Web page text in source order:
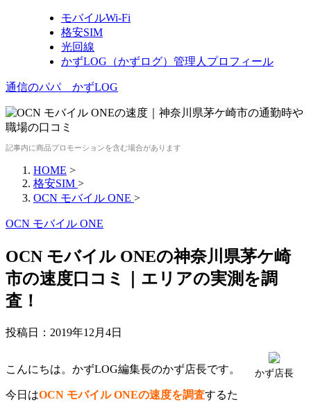
モバイルWi-Fi
格安SIM
光回線
かずLOG（かずログ）管理人プロフィール
通信のパパ かずLOG
記事内に商品プロモーションを含む場合があります
HOME >
格安SIM >
OCN モバイル ONE >
OCN モバイル ONE
OCN モバイル ONEの神奈川県茅ケ崎
市の速度口コミ｜エリアの実測を調
査！
投稿日： 2019年12月4日
こんにちは。かずLOG編集長のかず店長です。
今日はOCN モバイル ONEの速度を調査するた
かず店長